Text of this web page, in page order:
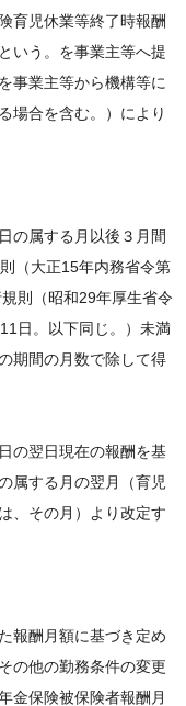
育児休業等終了時報酬
いう。を事業主等へ提
事業主等から機構等に
場合を含む。）により
の属する月以後３月間
（大正15年内務省令第
則（昭和29年厚生省令
日。以下同じ。）未満
期間の月数で除して得
の翌日現在の報酬を基
属する月の翌月（育児
、その月）より改定す
報酬月額に基づき定め
の他の勤務条件の変更
金保険被保険者報酬月